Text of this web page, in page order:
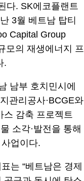
다. SK에코플랜트
3월 베트남 탑티
Capital Group
모의 재생에너지 프
.
남부 호치민시에
관리공사·BCGE와
스 감축 프로젝트
소각·발전을 통해
업이다.
는 “베트남은 경제